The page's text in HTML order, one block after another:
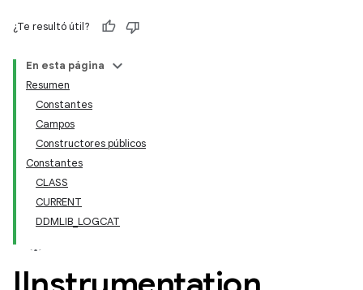
¿Te resultó útil?
En esta página
Resumen
Constantes
Campos
Constructores públicos
Constantes
CLASS
CURRENT
DDMLIB_LOGCAT